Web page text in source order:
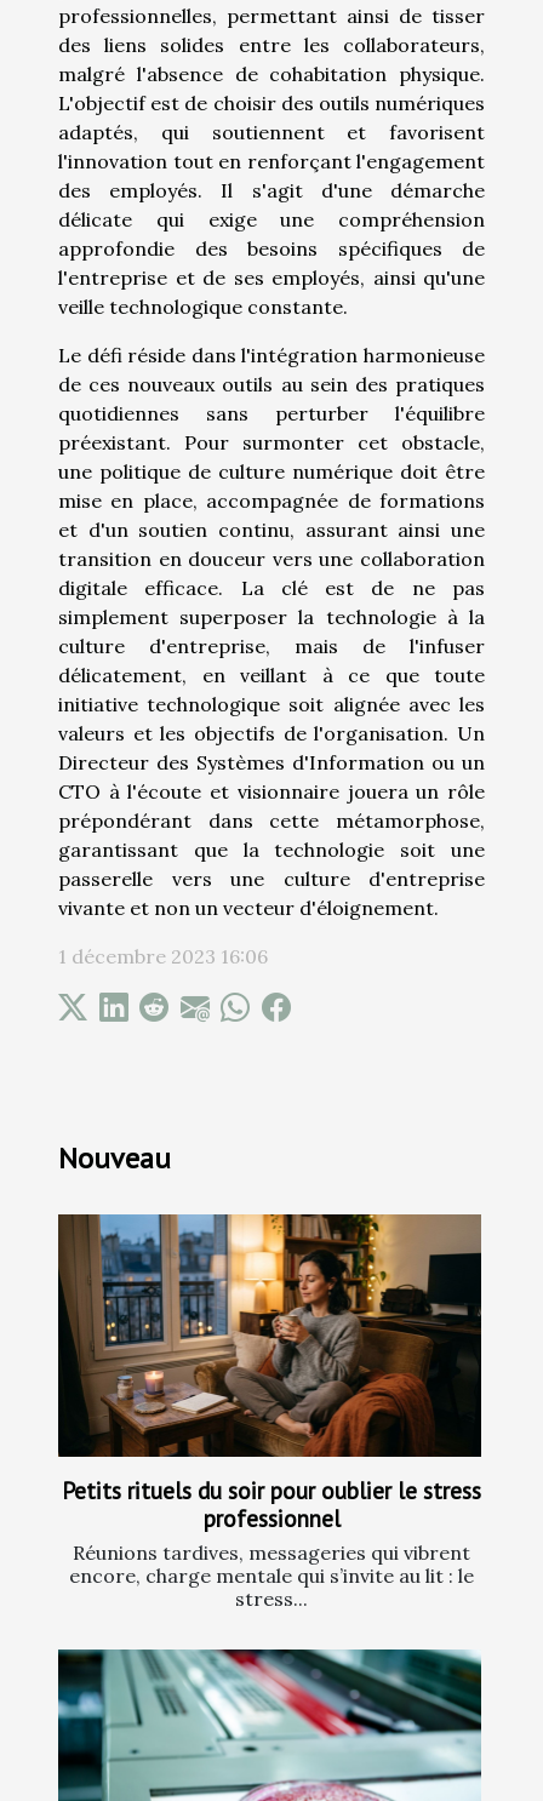
professionnelles, permettant ainsi de tisser
des liens solides entre les collaborateurs,
malgré l'absence de cohabitation physique.
L'objectif est de choisir des outils numériques
adaptés, qui soutiennent et favorisent
l'innovation tout en renforçant l'engagement
des employés. Il s'agit d'une démarche
délicate qui exige une compréhension
approfondie des besoins spécifiques de
l'entreprise et de ses employés, ainsi qu'une
veille technologique constante.
Le défi réside dans l'intégration harmonieuse
de ces nouveaux outils au sein des pratiques
quotidiennes sans perturber l'équilibre
préexistant. Pour surmonter cet obstacle,
une politique de culture numérique doit être
mise en place, accompagnée de formations
et d'un soutien continu, assurant ainsi une
transition en douceur vers une collaboration
digitale efficace. La clé est de ne pas
simplement superposer la technologie à la
culture d'entreprise, mais de l'infuser
délicatement, en veillant à ce que toute
initiative technologique soit alignée avec les
valeurs et les objectifs de l'organisation. Un
Directeur des Systèmes d'Information ou un
CTO à l'écoute et visionnaire jouera un rôle
prépondérant dans cette métamorphose,
garantissant que la technologie soit une
passerelle vers une culture d'entreprise
vivante et non un vecteur d'éloignement.
1 décembre 2023 16:06
Nouveau
Petits rituels du soir pour oublier le stress
professionnel
Réunions tardives, messageries qui vibrent
encore, charge mentale qui s’invite au lit : le
stress...